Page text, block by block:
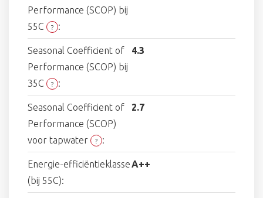
Performance (SCOP) bij
55C
? :
Seasonal Coefficient of
Performance (SCOP) bij
35C
? :
4.3
Seasonal Coefficient of
Performance (SCOP)
voor tapwater
? :
2.7
Energie-efficiëntieklasse
(bij 55C):
A++